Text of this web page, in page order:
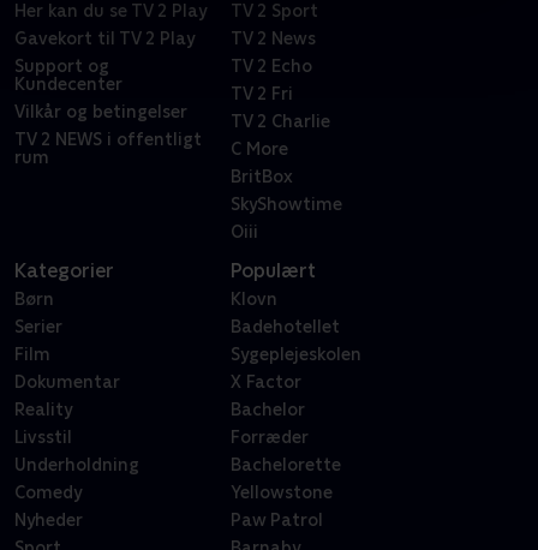
Her kan du se TV 2 Play
Gavekort til TV 2 Play
Support og
Kundecenter
Vilkår og betingelser
TV 2 NEWS i offentligt
rum
TV 2 Sport
TV 2 News
TV 2 Echo
TV 2 Fri
TV 2 Charlie
C More
BritBox
SkyShowtime
Oiii
Kategorier
Børn
Serier
Film
Dokumentar
Reality
Livsstil
Underholdning
Comedy
Nyheder
Populært
Klovn
Badehotellet
Sygeplejeskolen
X Factor
Bachelor
Forræder
Bachelorette
Yellowstone
Paw Patrol